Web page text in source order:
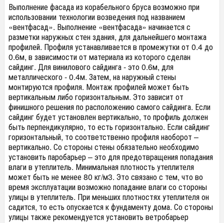
Выполнение фасада из корабельного бруса возможно при
использовании технологии возведения под названием
«вентфасад». Выполнение «вентфасада» начинается с
разметки наружных стен здания, для дальнейшего монтажа
профилей. Профиля устанавливается в промежутки от 0.4 до
0.6м, в зависимости от материала из которого сделан
сайдинг. Для винилового сайдинга - это 0.6м, для
металлического - 0.4м. Затем, на наружный стены
монтируются профиля. Монтаж профилей может быть
вертикальным либо горизонтальным. Это зависит от
финишного решения по расположению самого сайдинга. Если
сайдинг будет установлен вертикально, то профиль должен
быть перпендикулярно, то есть горизонтально. Если сайдинг
горизонтальный, то соответственно профиля наоборот –
вертикально. Со стороны стены обязательно необходимо
установить паробарьер – это для предотвращения попадания
влаги в утеплитель. Минимальная плотность утеплителя
может быть не менее 80 кг/м3. Это связано с тем, что во
время эксплуатации возможно попадание влаги со стороны
улицы в утеплитель. При меньших плотностях утеплителя он
садится, то есть опускается к фундаменту дома. Со стороны
улицы также рекомендуется установить ветробарьер